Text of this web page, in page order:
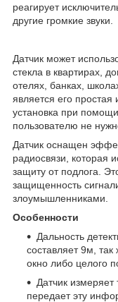
реагирует
другие громкие звуки.
Датчик может
стекла в квартирах,
отелях, банках,
является его простая
установка при
пользователю не
Датчик оснащен
радиосвязи, которая
защиту от подлога.
защищенность
злоумышленниками.
Особенности
Дальность
составляет 9м,
окно либо целого
Датчик
передает эту